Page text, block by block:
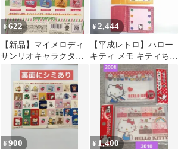
¥622
【新品】マイメロディ
サンリオキャラクター
ズ コインケース ガチャ
¥2,444
【平成レトロ】ハロー
キティ メモ キティちゃ
ん サンリオ
¥900 ¥ 1,400